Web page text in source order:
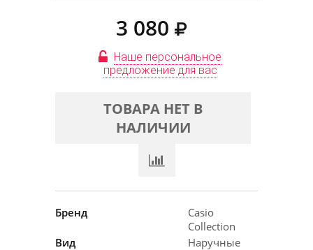
3 080
Наше персональное
предложение для вас
ТОВАРА НЕТ В
НАЛИЧИИ
Бренд
Casio
Collection
Вид
Наручные